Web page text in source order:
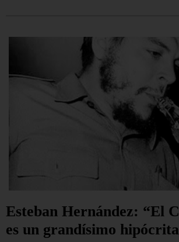
Esteban Hernández: “El
es un grandísimo